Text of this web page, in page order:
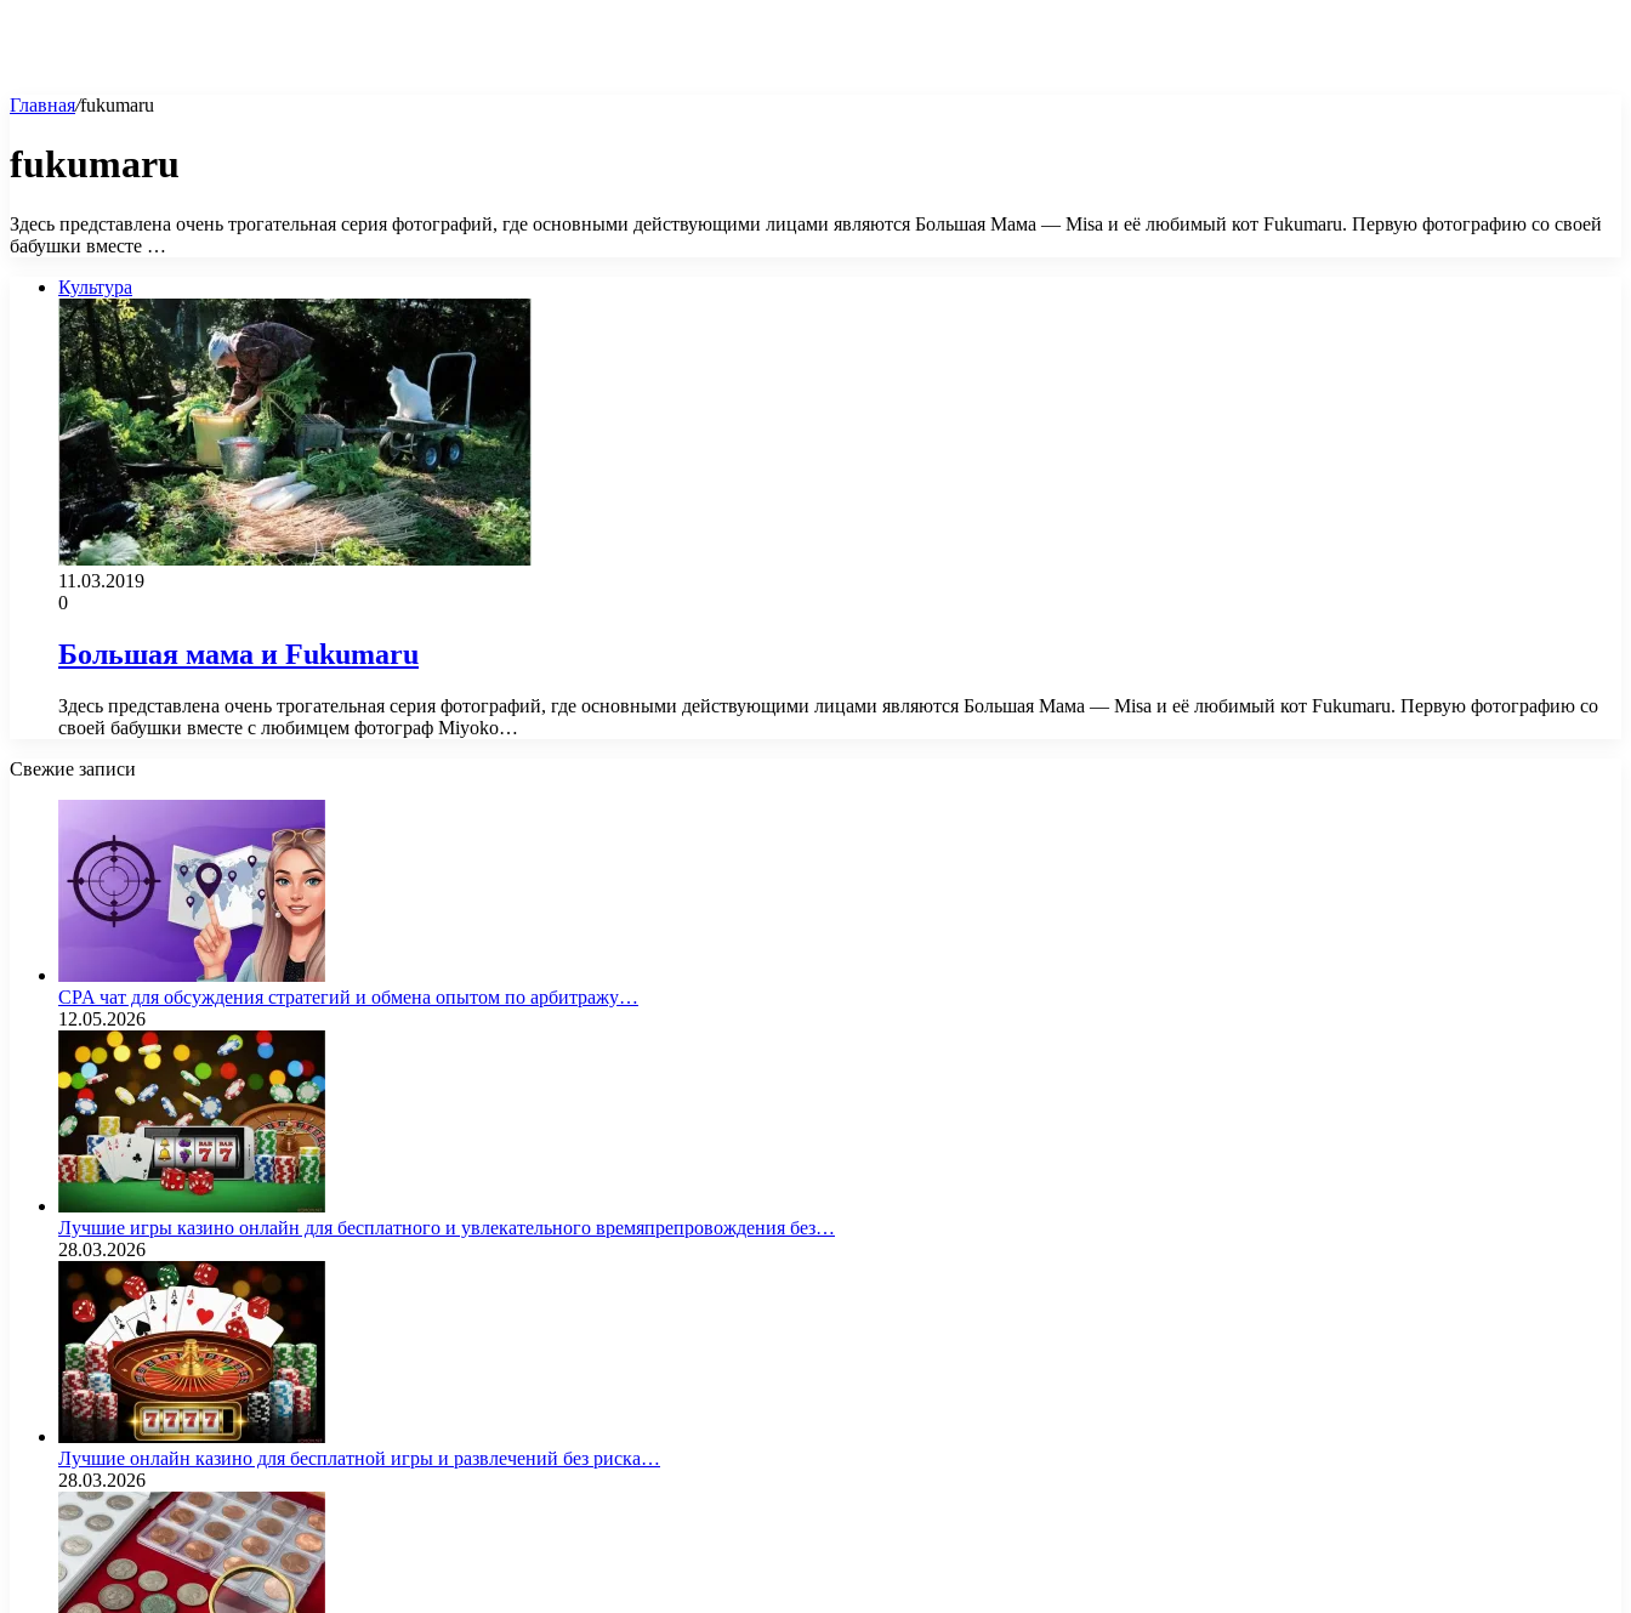
Главная/fukumaru
fukumaru
Здесь представлена очень трогательная серия фотографий, где основными действующими лицами являются Большая Мама — Misa и её любимый кот Fukumaru. Первую фотографию со своей
бабушки вместе …
Культура
11.03.2019
0
Большая мама и Fukumaru
Здесь представлена очень трогательная серия фотографий, где основными действующими лицами являются Большая Мама — Misa и её любимый кот Fukumaru. Первую фотографию со
своей бабушки вместе с любимцем фотограф Miyoko…
Свежие записи
CPA чат для обсуждения стратегий и обмена опытом по арбитражу…
12.05.2026
Лучшие игры казино онлайн для бесплатного и увлекательного времяпрепровождения без…
28.03.2026
Лучшие онлайн казино для бесплатной игры и развлечений без риска…
28.03.2026